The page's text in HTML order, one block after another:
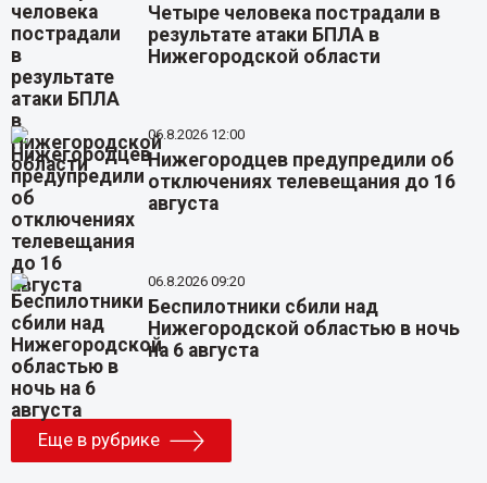
Четыре человека пострадали в
результате атаки БПЛА в
Нижегородской области
06.8.2026 12:00
Нижегородцев предупредили об
отключениях телевещания до 16
августа
06.8.2026 09:20
Беспилотники сбили над
Нижегородской областью в ночь
на 6 августа
Еще в рубрике